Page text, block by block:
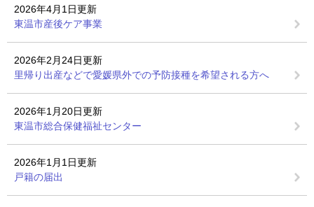
2026年4月1日更新
東温市産後ケア事業
2026年2月24日更新
里帰り出産などで愛媛県外での予防接種を希望される方へ
2026年1月20日更新
東温市総合保健福祉センター
2026年1月1日更新
戸籍の届出